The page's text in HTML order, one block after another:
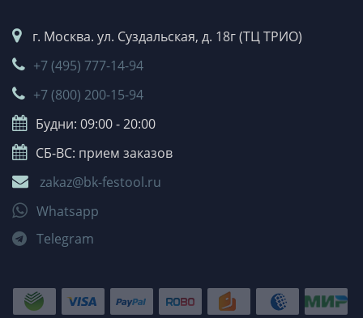
г. Москва. ул. Суздальская, д. 18г (ТЦ ТРИО)
+7 (495) 777-14-94
+7 (800) 200-15-94
Будни: 09:00 - 20:00
СБ-ВС: прием заказов
zakaz@bk-festool.ru
Whatsapp
Telegram